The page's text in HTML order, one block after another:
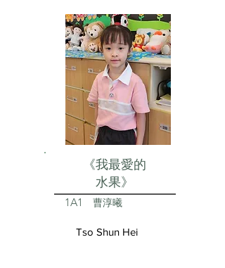
《我最愛的
水果》
1A1 曹淳曦
Tso Shun Hei